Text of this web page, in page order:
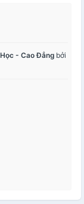
- Cao Đẳng bởi